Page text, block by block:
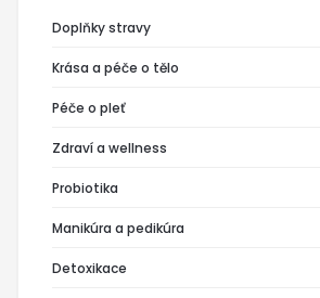
Doplňky stravy
Krása a péče o tělo
Péče o pleť
Zdraví a wellness
Probiotika
Manikúra a pedikúra
Detoxikace